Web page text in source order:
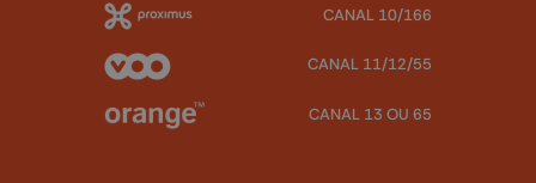
CANAL 10/166
CANAL 11/12/55
CANAL 13 OU 65